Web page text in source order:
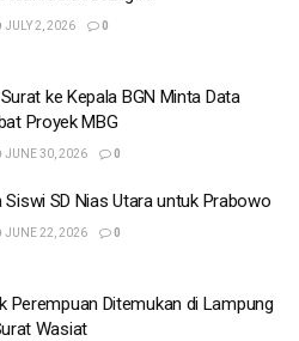
JULY 2, 2026 0
ke Kepala BGN Minta Data
Proyek MBG
JUNE 30, 2026 0
Siswi SD Nias Utara untuk Prabowo
JUNE 22, 2026 0
Perempuan Ditemukan di Lampung
Wasiat